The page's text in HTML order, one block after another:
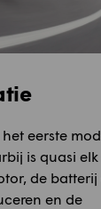
eerste
is quasi
de
en de